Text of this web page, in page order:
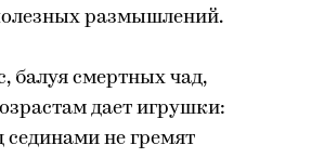
размышлений.
балуя смертных чад,
дает игрушки:
сединами не гремят